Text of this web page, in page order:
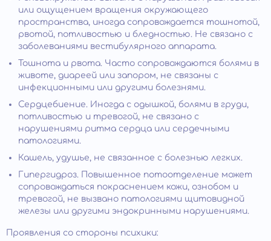
или ощущением вращения окружающего
пространства, иногда сопровождается тошнотой,
рвотой, потливостью и бледностью. Не связано с
заболеваниями вестибулярного аппарата.
Тошнота и рвота. Часто сопровождаются болями в
животе, диареей или запором, не связаны с
инфекционными или другими болезнями.
Сердцебиение. Иногда с одышкой, болями в груди,
потливостью и тревогой, не связано с
нарушениями ритма сердца или сердечными
патологиями.
Кашель, удушье, не связанное с болезнью легких.
Гипергидроз. Повышенное потоотделение может
сопровождаться покраснением кожи, ознобом и
тревогой, не вызвано патологиями щитовидной
железы или другими эндокринными нарушениями.
Проявления со стороны психики: